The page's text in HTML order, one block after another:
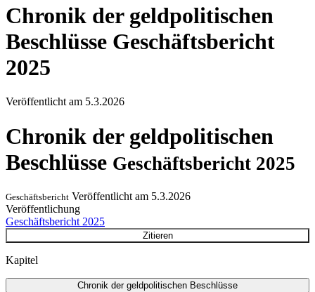
Chronik der geldpolitischen
Beschlüsse Geschäftsbericht
2025
Veröffentlicht am 5.3.2026
Chronik der geldpolitischen
Beschlüsse Geschäftsbericht 2025
Geschäftsbericht Veröffentlicht am 5.3.2026
Veröffentlichung
Geschäftsbericht 2025
Zitieren
Kapitel
Chronik der geldpolitischen Beschlüsse